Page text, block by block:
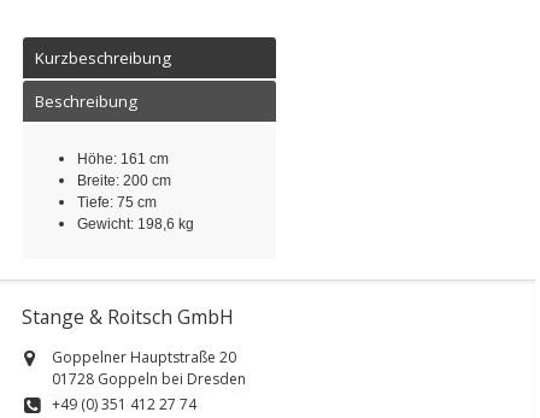
Kurzbeschreibung
Beschreibung
Höhe: 161 cm
Breite: 200 cm
Tiefe: 75 cm
Gewicht: 198,6 kg
Stange & Roitsch GmbH
Goppelner Hauptstraße 20
01728 Goppeln bei Dresden
+49 (0) 351 412 27 74